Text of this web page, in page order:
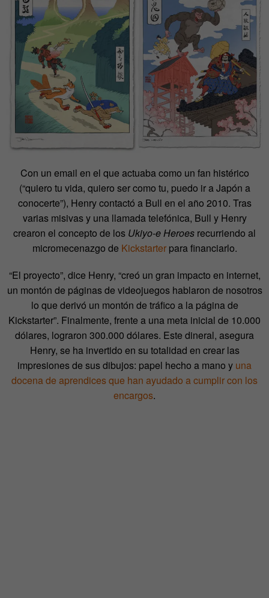
Con un email en el que actuaba como un fan histérico
(“quiero tu vida, quiero ser como tu, puedo ir a Japón a
conocerte”), Henry contactó a Bull en el año 2010. Tras
varias misivas y una llamada telefónica, Bull y Henry
crearon el concepto de los Ukiyo-e Heroes recurriendo al
micromecenazgo de Kickstarterpara financiarlo.
“El proyecto”, dice Henry, “creó un gran impacto en internet,
un montón de páginas de videojuegos hablaron de nosotros
lo que derivó un montón de tráfico a la página de
Kickstarter”. Finalmente, frente a una meta inicial de 10.000
dólares, lograron 300.000 dólares. Este dineral, asegura
Henry, se ha invertido en su totalidad en crear las
impresiones de sus dibujos: papel hecho a mano y una
docena de aprendices que han ayudado a cumplir con los
encargos.